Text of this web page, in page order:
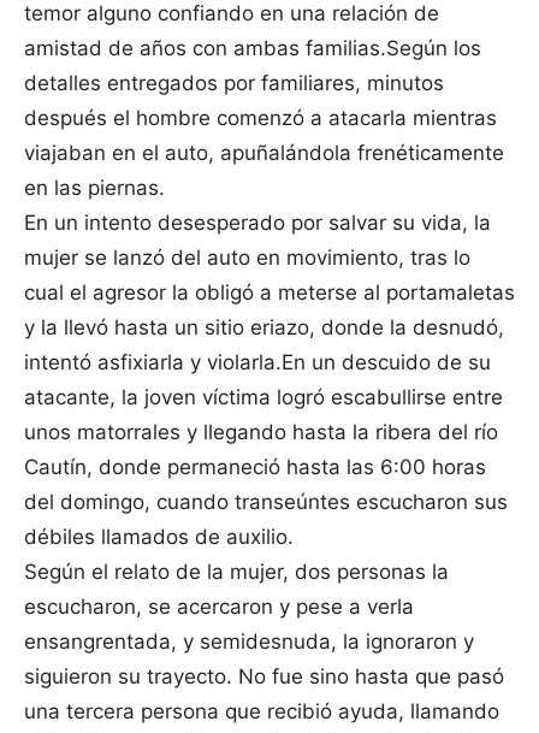
temor alguno confiando en una relación de
amistad de años con ambas familias.Según los
detalles entregados por familiares, minutos
después el hombre comenzó a atacarla mientras
viajaban en el auto, apuñalándola frenéticamente
en las piernas.
En un intento desesperado por salvar su vida, la
mujer se lanzó del auto en movimiento, tras lo
cual el agresor la obligó a meterse al portamaletas
y la llevó hasta un sitio eriazo, donde la desnudó,
intentó asfixiarla y violarla.En un descuido de su
atacante, la joven víctima logró escabullirse entre
unos matorrales y llegando hasta la ribera del río
Cautín, donde permaneció hasta las 6:00 horas
del domingo, cuando transeúntes escucharon sus
débiles llamados de auxilio.
Según el relato de la mujer, dos personas la
escucharon, se acercaron y pese a verla
ensangrentada, y semidesnuda, la ignoraron y
siguieron su trayecto. No fue sino hasta que pasó
una tercera persona que recibió ayuda, llamando